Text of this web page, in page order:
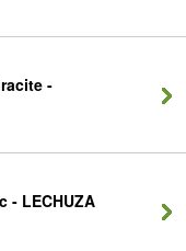
-
- LECHUZA